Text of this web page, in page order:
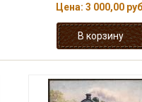
Цена: 3 000,00